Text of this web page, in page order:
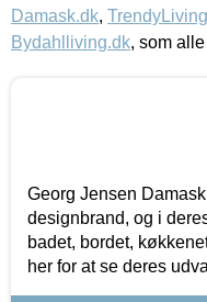
Damask.dk,
Bydahlliving.dk, som
Georg Jensen
designbrand, og i
badet, bordet,
her for at se deres